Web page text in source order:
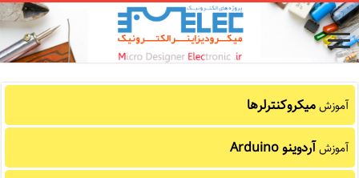
آموزشمیکروکنترلرها
آموزشآردوینو Arduino